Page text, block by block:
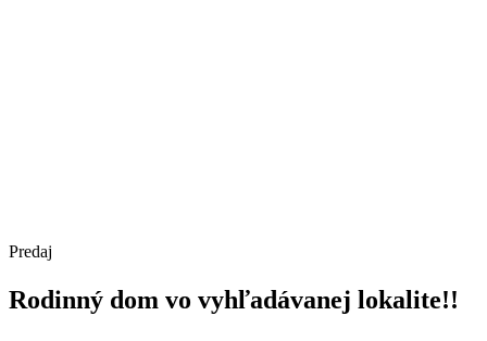
Predaj
Rodinný dom vo vyhľadávanej lokalite!!